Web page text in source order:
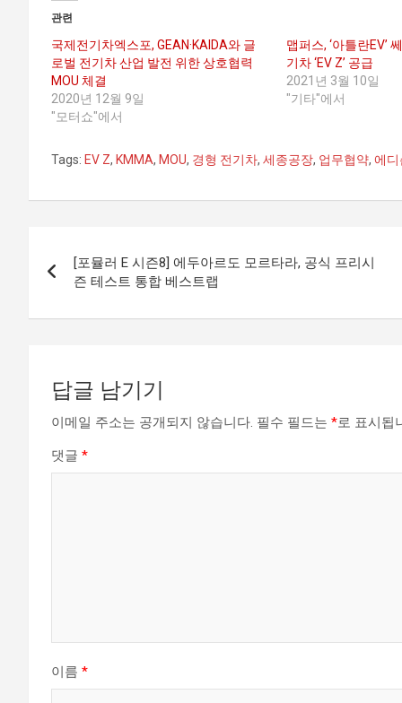
관련
국제전기차엑스포, GEAN·KAIDA와 글
로벌 전기차 산업 발전 위한 상호협력
MOU 체결
2020년 12월 9일
"모터쇼"에서
맵퍼스, ‘아틀란EV’
기차 ‘EV Z’ 공급
2021년 3월 10일
"기타"에서
Tags: EV Z, KMMA, MOU, 경형 전기차, 세종공장, 업무협약, 에디
탐
색
[포뮬러 E 시즌8] 에두아르도 모르타라, 공식 프리시
즌 테스트 통합 베스트랩
답글 남기기
이메일 주소는 공개되지 않습니다. 필수 필드는 *로 표시됩
댓글 *
이름 *